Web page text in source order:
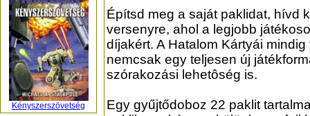
Kényszerszövetség
Építsd meg a saját paklidat, hívd
versenyre, ahol a legjobb
díjakért. A Hatalom Kártyái
nemcsak egy teljesen új
szórakozási lehetôség is.
Egy gyűjtődoboz 22 paklit